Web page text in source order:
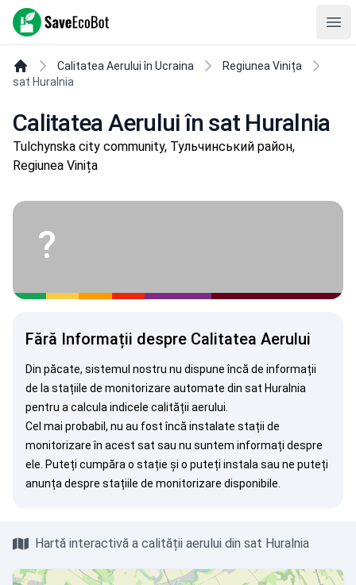
SaveEcoBot
Calitatea Aerului în Ucraina
Regiunea Vinița
sat Huralnia
Calitatea Aerului în sat Huralnia
Tulchynska city community, Тульчинський район,
Regiunea Vinița
?
Fără Informații despre Calitatea Aerului
Din păcate, sistemul nostru nu dispune încă de informații
de la stațiile de monitorizare automate din sat Huralnia
pentru a calcula indicele calității aerului.
Cel mai probabil, nu au fost încă instalate stații de
monitorizare în acest sat sau nu suntem informați despre
ele. Puteți cumpăra o stație și o puteți instala sau ne puteți
anunța despre stațiile de monitorizare disponibile.
Hartă interactivă a calității aerului din sat Huralnia